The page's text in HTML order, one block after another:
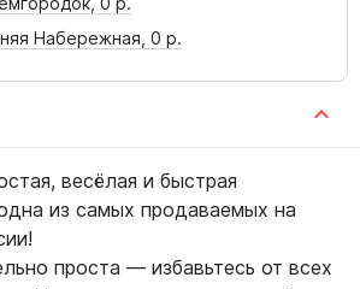
Набережная, 0 р.
весёлая и быстрая
из самых продаваемых на
проста — избавьтесь от всех